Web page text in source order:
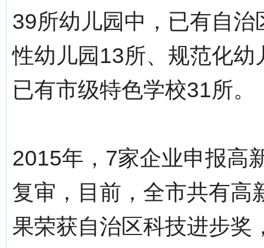
39所幼儿园中，已有自
性幼儿园13所、规范化
已有市级特色学校31所。
2015年，7家企业申报高
复审，目前，全市共有高
果荣获自治区科技进步奖